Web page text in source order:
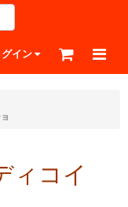
グイン
ィコイ